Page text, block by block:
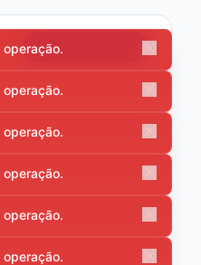
Acessar Sistema
operação.
operação.
operação.
operação.
operação.
operação.